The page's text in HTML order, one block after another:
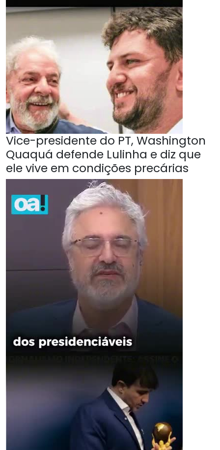
Vice-presidente do PT, Washington
Quaquá defende Lulinha e diz que
ele vive em condições precárias